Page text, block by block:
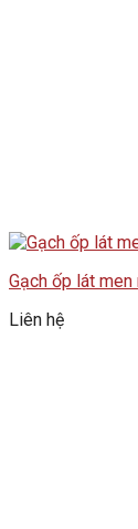
Gạch ốp lát
Liên hệ